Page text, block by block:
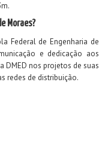
Moraes?
Federal de Engenharia de
e dedicação aos
nos projetos de suas
redes de distribuição.